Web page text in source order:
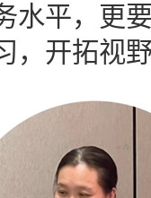
水平，更
，开拓视